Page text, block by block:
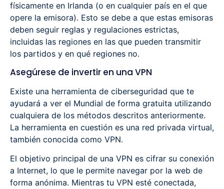
físicamente en Irlanda (o en cualquier país en el que
opere la emisora). Esto se debe a que estas emisoras
deben seguir reglas y regulaciones estrictas,
incluidas las regiones en las que pueden transmitir
los partidos y en qué regiones no.
Asegúrese de invertir en una VPN
Existe una herramienta de ciberseguridad que te
ayudará a ver el Mundial de forma gratuita utilizando
cualquiera de los métodos descritos anteriormente.
La herramienta en cuestión es una red privada virtual,
también conocida como VPN.
El objetivo principal de una VPN es cifrar su conexión
a Internet, lo que le permite navegar por la web de
forma anónima. Mientras tu VPN esté conectada,